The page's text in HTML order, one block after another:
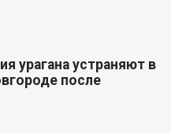
урагана устраняют в
после